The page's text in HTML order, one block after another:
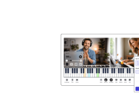
Klavier / Piano / Flügel
Klavier / Piano / Flügel